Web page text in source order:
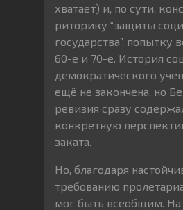
хватает) и, по сути,
риторику “защиты
государства”, попытку
60-е и 70-е. История
демократического
ещё не закончена, но
ревизия сразу
конкретную
заката.
Но, благодаря
требованию
мог быть всеобщим. На